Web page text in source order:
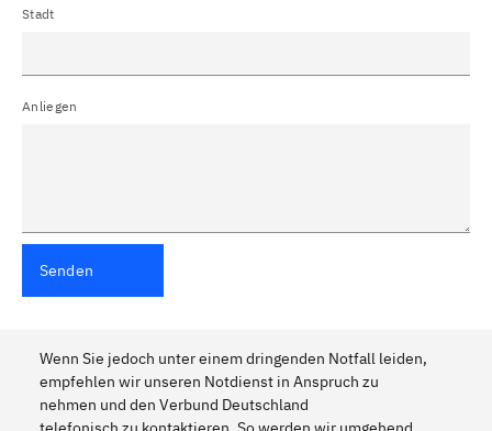
Stadt
Anliegen
Senden
Wenn Sie jedoch unter einem dringenden Notfall leiden,
empfehlen wir unseren Notdienst in Anspruch zu
nehmen und den Verbund Deutschland